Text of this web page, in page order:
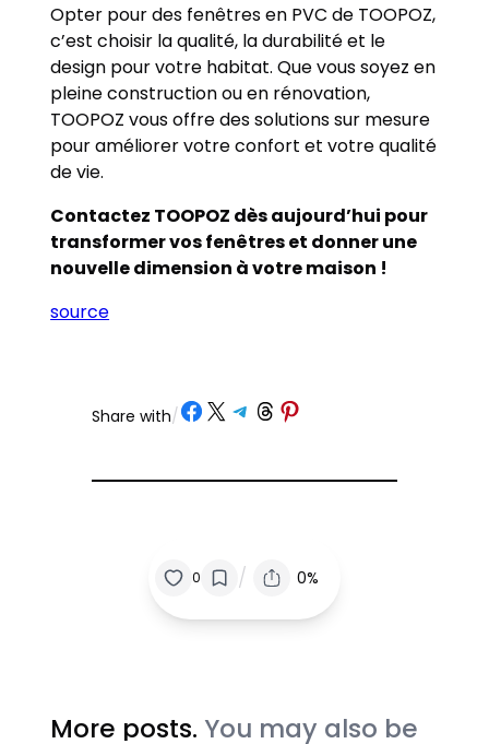
Opter pour des fenêtres en PVC de TOOPOZ,
c’est choisir la qualité, la durabilité et le
design pour votre habitat. Que vous soyez en
pleine construction ou en rénovation,
TOOPOZ vous offre des solutions sur mesure
pour améliorer votre confort et votre qualité
de vie.
Contactez TOOPOZ dès aujourd’hui pour
transformer vos fenêtres et donner une
nouvelle dimension à votre maison !
source
Share with/ Partager sur Facebook
Partager sur X Partager sur Telegram
Partager sur Threads
Partager sur Pinterest
0 / 0%
More posts. You may also be